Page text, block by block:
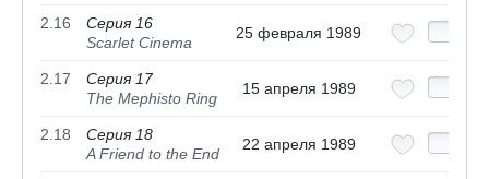
2.16
Серия 16
Scarlet Cinema
25 февраля 1989
2.17
Серия 17
The Mephisto Ring
15 апреля 1989
2.18
Серия 18
A Friend to the End
22 апреля 1989